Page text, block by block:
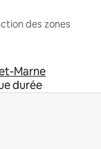
des zones
Marne
durée